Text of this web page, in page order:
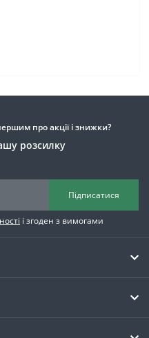
про акції і знижки?
розсилку
Підписатися
і згоден з вимогами